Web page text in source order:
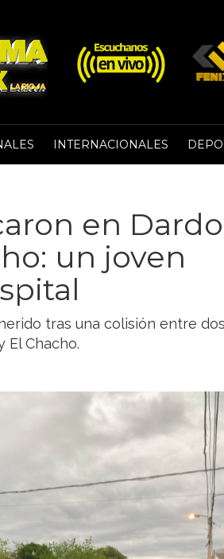
INTERNACIONALES
en Dardo
un joven
tras una colisión entre
El Chacho.